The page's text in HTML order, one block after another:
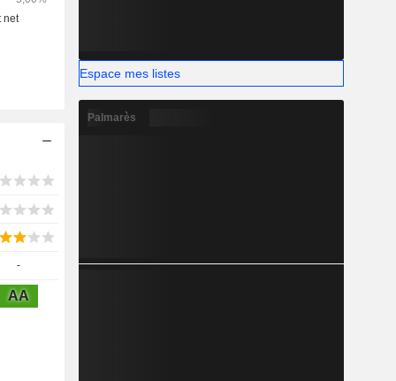
-
AA
Espace mes listes
Palmarès